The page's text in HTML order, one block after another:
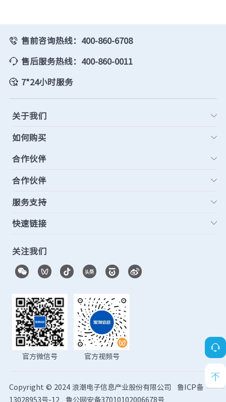
售前咨询热线：400-860-6708
售后服务热线：400-860-0011
7*24小时服务
关于我们
如何购买
合作伙伴
合作伙伴
服务支持
快速链接
关注我们
官方微信号 官方视频号
Copyright © 2024 浪潮电子信息产业股份有限公司 鲁ICP备
13028953号-12 鲁公网安备37010102006678号